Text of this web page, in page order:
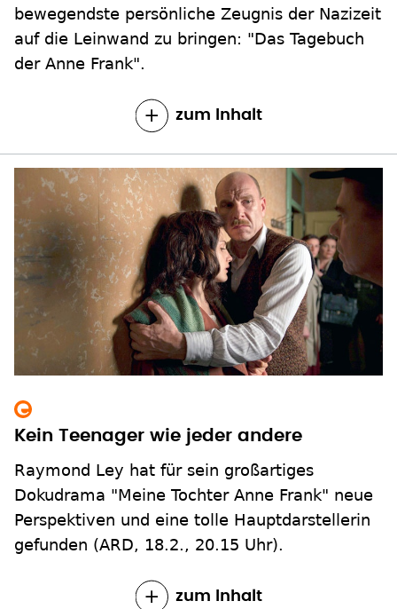
bewegendste persönliche Zeugnis der Nazizeit
auf die Leinwand zu bringen: "Das Tagebuch
der Anne Frank".
zum Inhalt
Kein Teenager wie jeder andere
Raymond Ley hat für sein großartiges
Dokudrama "Meine Tochter Anne Frank" neue
Perspektiven und eine tolle Hauptdarstellerin
gefunden (ARD, 18.2., 20.15 Uhr).
zum Inhalt